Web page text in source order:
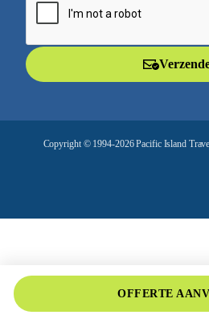
a
Copyright © 1994-2026 Pacific Island
OFFERTE